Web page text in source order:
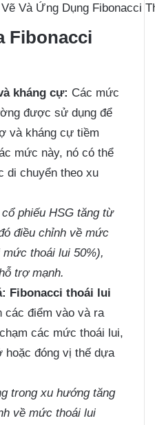
Và Ứng Dụng Fibonacci
Fibonacci
kháng cự: Các mức
được sử dụng để
và kháng cự tiềm
mức này, nó có thể
di chuyển theo xu
phiếu HSG tăng từ
điều chỉnh về mức
thoái lui 50%),
trợ mạnh.
Fibonacci thoái lui
các điểm vào và ra
các mức thoái lui,
hoặc đóng vị thế dựa
trong xu hướng tăng
về mức thoái lui